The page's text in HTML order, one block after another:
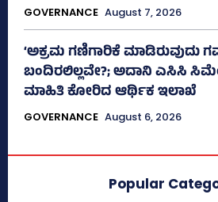
GOVERNANCE August 7, 2026
‘ಅಕ್ರಮ ಗಣಿಗಾರಿಕೆ ಮಾಡಿರುವುದು
ಬಂದಿರಲಿಲ್ಲವೇ?; ಅದಾನಿ ಎಸಿಸಿ
ಮಾಹಿತಿ ಕೋರಿದ ಆರ್ಥಿಕ ಇಲಾಖೆ
GOVERNANCE August 6, 2026
Popular